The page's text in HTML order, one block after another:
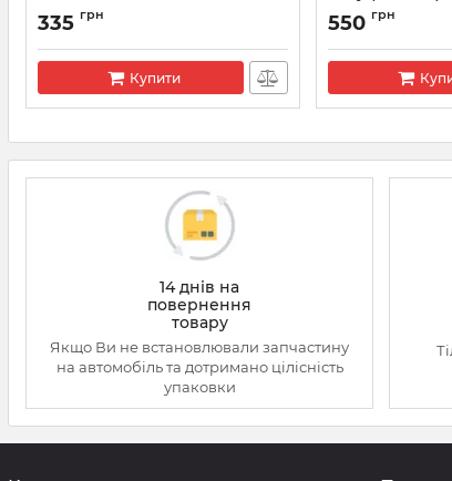
Артикул: F00N202130
335 грн
Купити
Артикул:
550 грн
14 днів на
повернення
товару
Якщо Ви не встановлювали запчастину
на автомобіль та дотримано цілісність
упаковки